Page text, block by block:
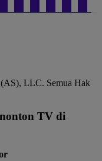
LLC. Semua Hak
TV di